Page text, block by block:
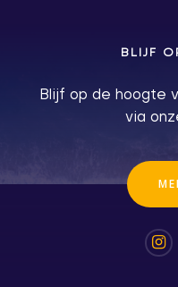
BLIJF
Blijf op de hoogte
via
ME